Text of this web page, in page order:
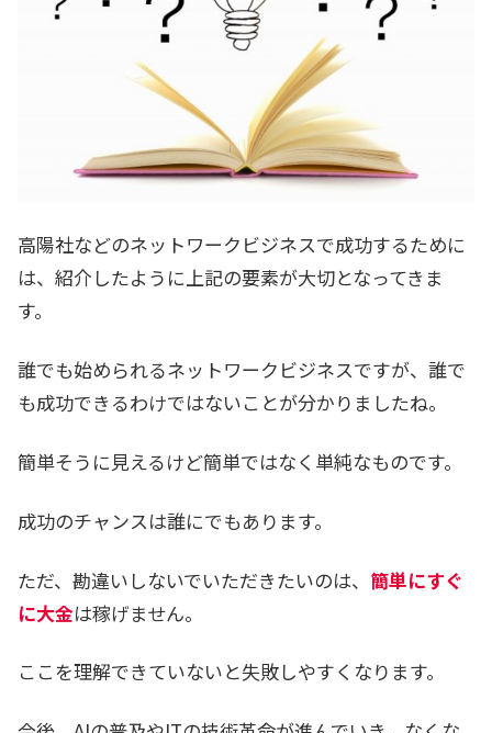
高陽社などのネットワークビジネスで成功するために
は、紹介したように上記の要素が大切となってきま
す。
誰でも始められるネットワークビジネスですが、誰で
も成功できるわけではないことが分かりましたね。
簡単そうに見えるけど簡単ではなく単純なものです。
成功のチャンスは誰にでもあります。
ただ、勘違いしないでいただきたいのは、 簡単にすぐ
に大金は稼げません。
ここを理解できていないと失敗しやすくなります。